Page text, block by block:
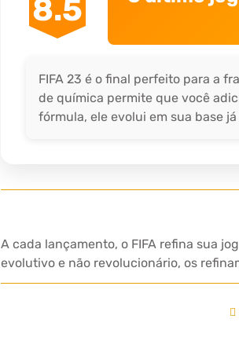
8.5
FIFA 23 é o final perfeito para a
de química permite que você
fórmula, ele evolui em sua base
A cada lançamento, o FIFA refina sua
evolutivo e não revolucionário, os